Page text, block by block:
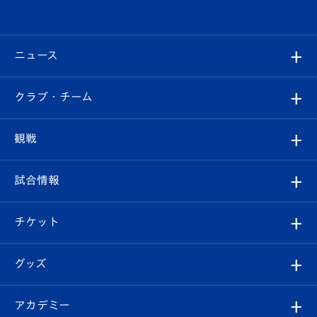
ニュース
すべて
クラブ
試合情報
チケット
イベント
クラブ・チーム
クラブ概要
エンブレム紹介
スタッフプロフィール
観戦
観戦ルール
はじめての観戦ガイド
Revive Team
試合情報
試合日程/結果
フォトギャラリー
チケット
チケット
グッズ
オンラインショップ
アカデミー